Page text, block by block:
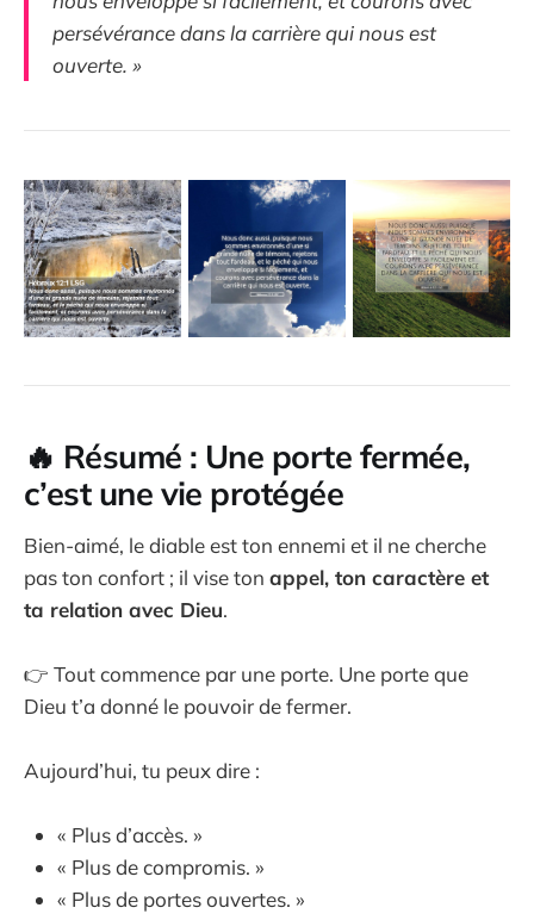
persévérance dans la carrière qui nous est
ouverte. »
🔥 Résumé : Une porte fermée,
c’est une vie protégée
Bien-aimé, le diable est ton ennemi et il ne cherche
pas ton confort ; il vise ton appel, ton caractère et
ta relation avec Dieu.
👉 Tout commence par une porte. Une porte que
Dieu t’a donné le pouvoir de fermer.
Aujourd’hui, tu peux dire :
« Plus d’accès. »
« Plus de compromis. »
« Plus de portes ouvertes. »